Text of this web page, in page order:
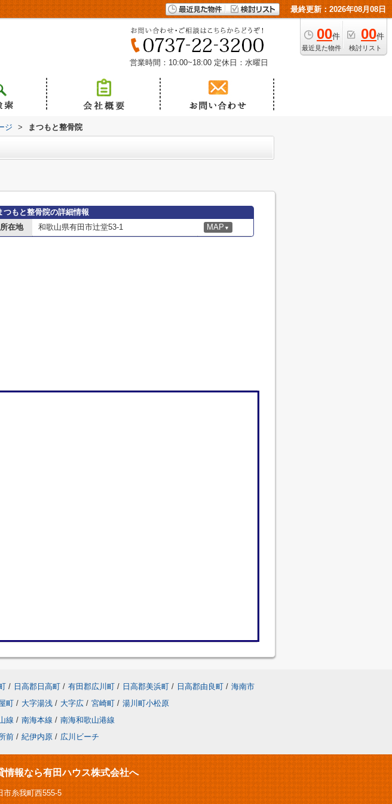
最終更新：2026年08月08日
00件
最近見た物件
00件
検討リスト
営業時間：10:00~18:00 定休日：水曜日
ジ > まつもと整骨院
つもと整骨院の詳細情報
所在地
和歌山県有田市辻堂53-1 MAP ▼
/ 日高郡日高町 / 有田郡広川町 / 日高郡美浜町 / 日高郡由良町 / 海南市
町 / 大字湯浅 / 大字広 / 宮崎町 / 湯川町小松原
線 / 南海本線 / 南海和歌山港線
前 / 紀伊内原 / 広川ビーチ
情報なら有田ハウス株式会社へ
市糸我町西555-5